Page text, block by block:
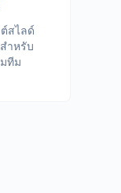
สไลด์
ำหรับ
ทีม